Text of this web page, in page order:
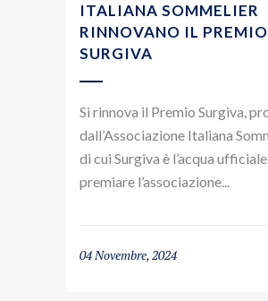
ITALIANA SOMMELIER
RINNOVANO IL PREMIO
SURGIVA
Si rinnova il Premio Surgiva,
dall’Associazione Italiana
di cui Surgiva è l’acqua
premiare l’associazione...
04 Novembre, 2024